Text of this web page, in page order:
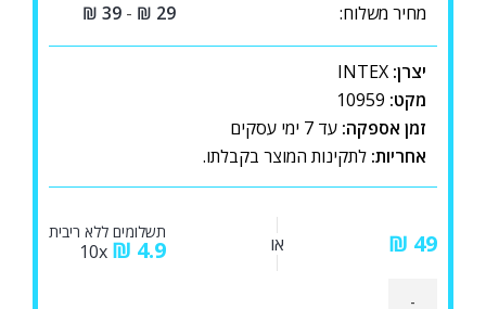
מחיר משלוח:
₪ 29
-
₪ 39
יצרן: INTEX
מקט: 10959
זמן אספקה: עד 7 ימי עסקים
אחריות: לתקינות המוצר בקבלתו.
₪ או
תשלומים ללא ריבית
₪ 4.9